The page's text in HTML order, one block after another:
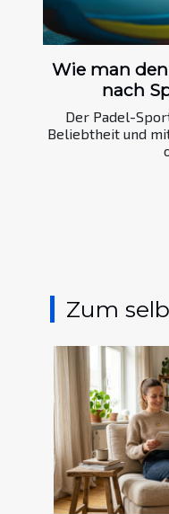
Wie man
nach
Der Padel-
Beliebtheit und
Zum